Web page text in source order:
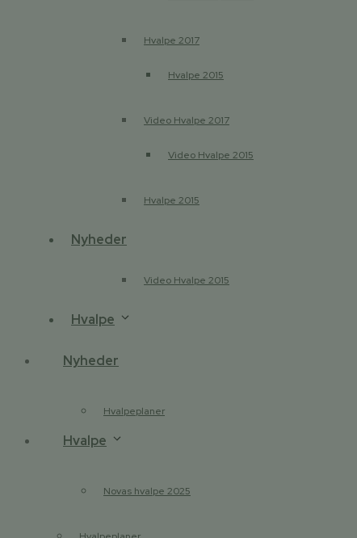
Hvalpe 2015
Video Hvalpe 2015
Nyheder
Hvalpe
Hvalpeplaner
Novas hvalpe 2025
Hvalpe 2017
Video Hvalpe 2017
Hvalpe 2015
Video Hvalpe 2015
Nyheder
Hvalpe